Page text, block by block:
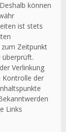
können
ist stets
Zeitpunkt
überprüft.
Verlinkung
Kontrolle der
Links